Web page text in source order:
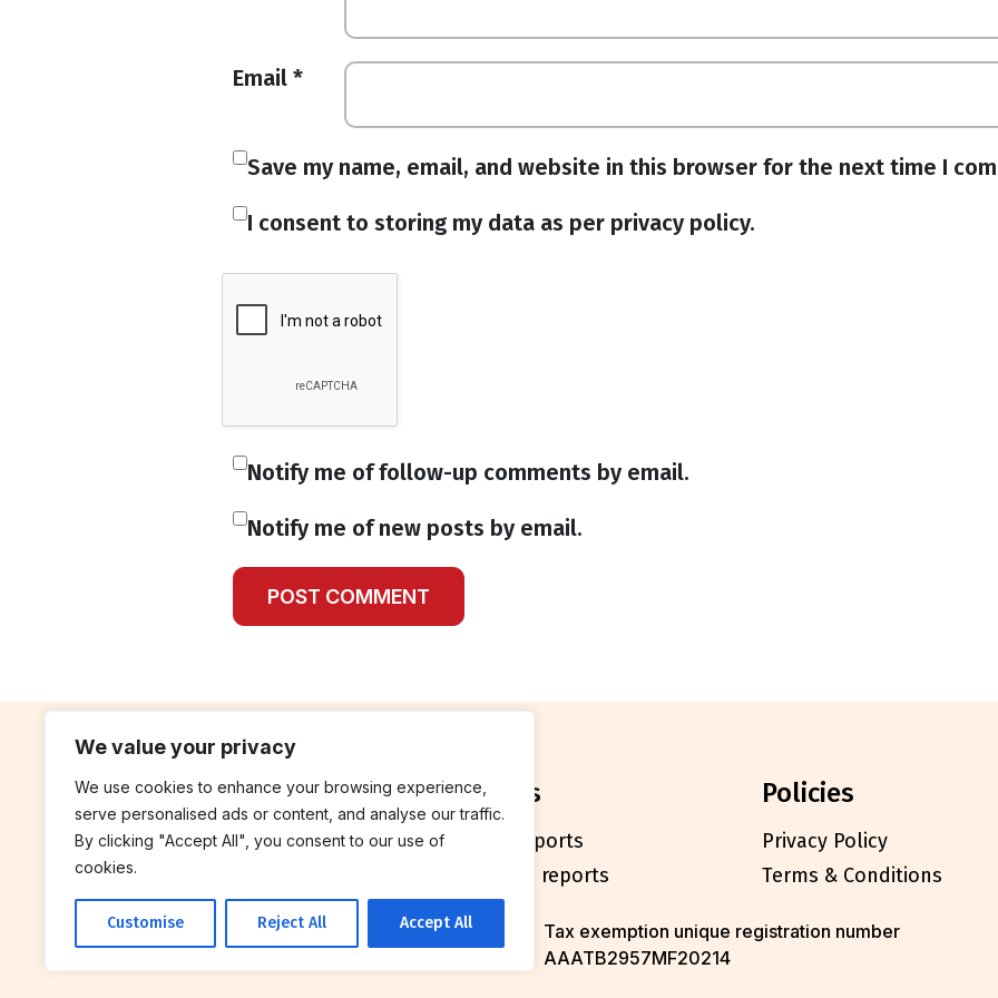
We value your privacy
We use cookies to enhance your browsing experience,
serve personalised ads or content, and analyse our traffic.
By clicking "Accept All", you consent to our use of
cookies.
Customise Reject All Accept All
Email *
Save my name, email, and website in this browser for the next time I
I consent to storing my data as per privacy policy.
Notify me of follow-up comments by email.
Notify me of new posts by email.
contribute
Blog
Work With Us
reports
Annual reports
Financials reports
policies
Privacy Policy
Terms & Conditions
© 2026 Breakthrough Trust All rights
Tax exemption unique registration number
AAATB2957MF20214